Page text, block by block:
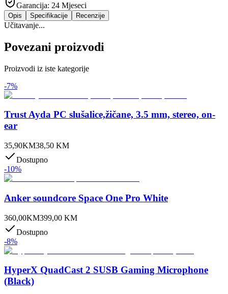
Garancija: 24 Mjeseci
Opis Specifikacije Recenzije
Učitavanje...
Povezani proizvodi
Proizvodi iz iste kategorije
-7%
Trust Ayda PC slušalice,žičane, 3.5 mm, stereo, on-
ear
35,90KM38,50 KM
Dostupno
-10%
Anker soundcore Space One Pro White
360,00KM399,00 KM
Dostupno
-8%
HyperX QuadCast 2 SUSB Gaming Microphone
(Black)